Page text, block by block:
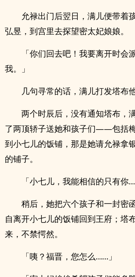
允禄出门后翌日，满儿便带
弘昱，到宫里去探望密太妃娘娘。
「你们回去吧！我要离开时会
我。」
几句寻常的话，满儿打发塔布
两个时辰后，没有通知塔布，
了两顶轿子送她和孩子们——包括
到小七儿的饭铺，那是她请允禄拿
的铺子。
「小七儿，我能相信的只有你
稍后，她把六个孩子和一封密
自离开小七儿的饭铺回到王府；塔
来，不禁愕然。
「咦？福晋，您怎么……」